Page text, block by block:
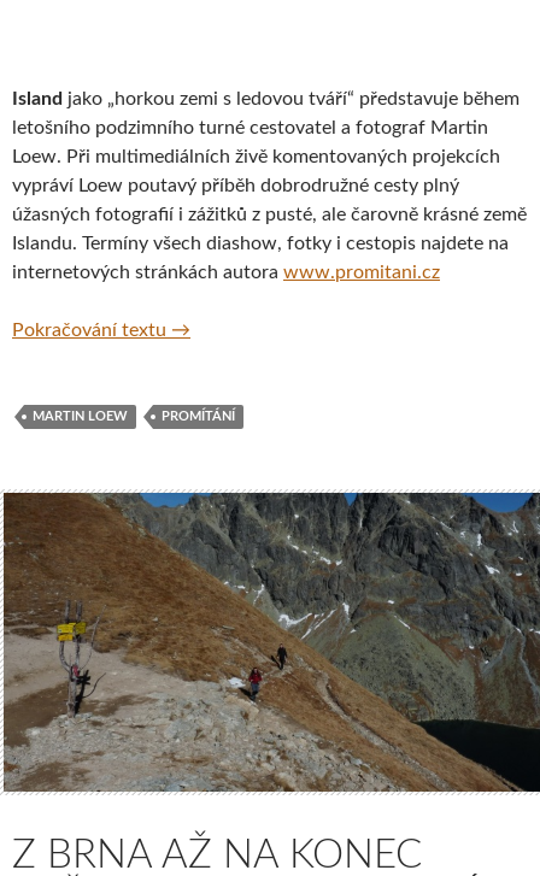
Island jako „horkou zemi s ledovou tváří“ představuje během
letošního podzimního turné cestovatel a fotograf Martin
Loew. Při multimediálních živě komentovaných projekcích
vypráví Loew poutavý příběh dobrodružné cesty plný
úžasných fotografií i zážitků z pusté, ale čarovně krásné země
Islandu. Termíny všech diashow, fotky i cestopis najdete na
internetových stránkách autora www.promitani.cz
Pokračování textu Cestovatel a fotograf Martin Loew uvádí
→
MARTIN LOEW PROMÍTÁNÍ
Z BRNA AŽ NA KONEC